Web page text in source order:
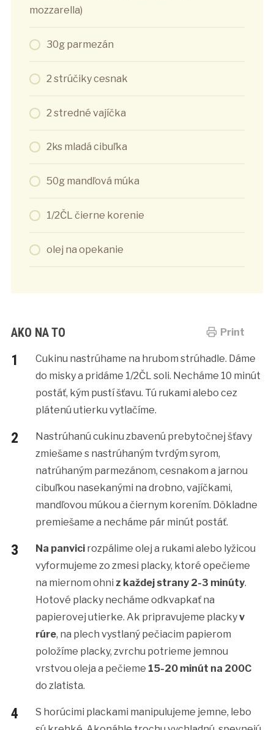
mozzarella)
30g parmezán
2 strúčiky cesnak
2 stredné vajíčka
2ks mladá cibuľka
50g mandľová múka
1/2ČL čierne korenie
olej na opekanie
Print
AKO NA TO
Cukinu nastrúhame na hrubom strúhadle. Dáme
do misky a pridáme 1/2ČL soli. Necháme 10 minút
postáť, kým pustí šťavu. Tú rukami alebo cez
plátenú utierku vytlačíme.
Nastrúhanú cukinu zbavenú prebytočnej šťavy
zmiešame s nastrúhaným tvrdým syrom,
natrúhaným parmezánom, cesnakom a jarnou
cibuľkou nasekanými na drobno, vajíčkami,
mandľovou múkou a čiernym korením. Dôkladne
premiešame a necháme pár minút postáť.
Na panvicirozpálime olej a rukami alebo lyžicou
vyformujeme zo zmesi placky, ktoré opečieme
na miernom ohni z každej strany 2-3 minúty.
Hotové placky necháme odkvapkať na
papierovej utierke. Ak pripravujeme plackyv
rúre, na plech vystlaný pečiacim papierom
položíme placky, zvrchu potrieme jemnou
vrstvou oleja a pečieme 15-20 minút na 200C
do zlatista.
S horúcimi plackami manipulujeme jemne, lebo